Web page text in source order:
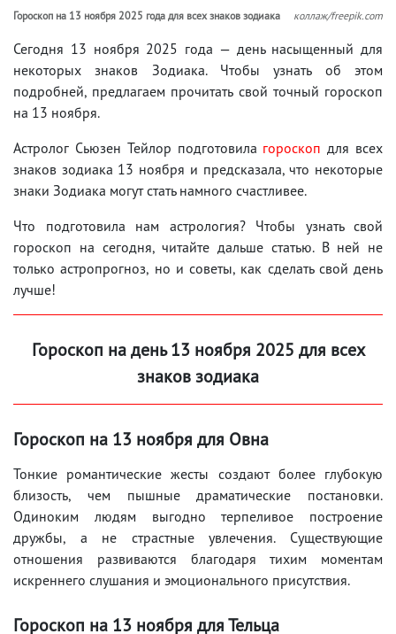
Гороскоп на 13 ноября 2025 года для всех знаков зодиака коллаж/freepik.com
Сегодня 13 ноября 2025 года — день насыщенный для
некоторых знаков Зодиака. Чтобы узнать об этом
подробней, предлагаем прочитать свой точный гороскоп
на 13 ноября.
Астролог Сьюзен Тейлор подготовила гороскоп для всех
знаков зодиака 13 ноября и предсказала, что некоторые
знаки Зодиака могут стать намного счастливее.
Что подготовила нам астрология? Чтобы узнать свой
гороскоп на сегодня, читайте дальше статью. В ней не
только астропрогноз, но и советы, как сделать свой день
лучше!
Гороскоп на день 13 ноября 2025 для всех
знаков зодиака
Гороскоп на 13 ноября для Овна
Тонкие романтические жесты создают более глубокую
близость, чем пышные драматические постановки.
Одиноким людям выгодно терпеливое построение
дружбы, а не страстные увлечения. Существующие
отношения развиваются благодаря тихим моментам
искреннего слушания и эмоционального присутствия.
Гороскоп на 13 ноября для Тельца